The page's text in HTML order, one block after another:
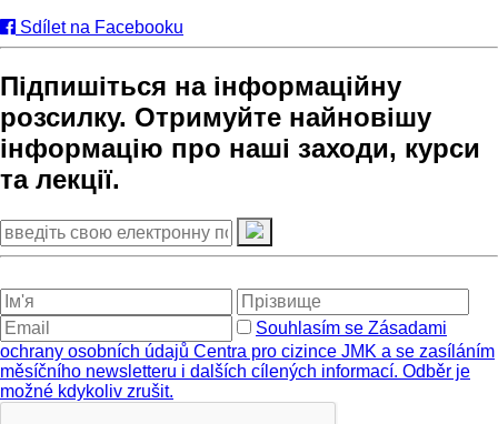
Sdílet na Facebooku
Підпишіться на інформаційну
розсилку. Отримуйте найновішу
інформацію про наші заходи, курси
та лекції.
Souhlasím se Zásadami
ochrany osobních údajů Centra pro cizince JMK a se zasíláním
měsíčního newsletteru i dalších cílených informací. Odběr je
možné kdykoliv zrušit.